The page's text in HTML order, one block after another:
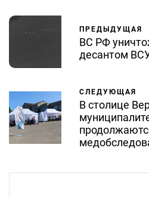
ПРЕДЫДУЩАЯ
ВС РФ
десантом
СЛЕДУЮЩАЯ
В столице